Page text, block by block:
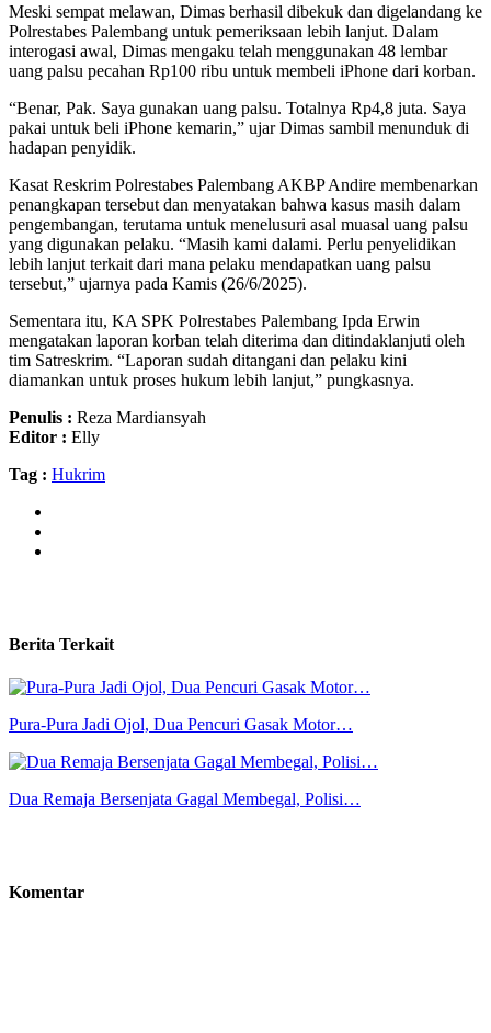
Meski sempat melawan, Dimas berhasil dibekuk dan digelandang ke
Polrestabes Palembang untuk pemeriksaan lebih lanjut. Dalam
interogasi awal, Dimas mengaku telah menggunakan 48 lembar
uang palsu pecahan Rp100 ribu untuk membeli iPhone dari korban.
“Benar, Pak. Saya gunakan uang palsu. Totalnya Rp4,8 juta. Saya
pakai untuk beli iPhone kemarin,” ujar Dimas sambil menunduk di
hadapan penyidik.
Kasat Reskrim Polrestabes Palembang AKBP Andire membenarkan
penangkapan tersebut dan menyatakan bahwa kasus masih dalam
pengembangan, terutama untuk menelusuri asal muasal uang palsu
yang digunakan pelaku. “Masih kami dalami. Perlu penyelidikan
lebih lanjut terkait dari mana pelaku mendapatkan uang palsu
tersebut,” ujarnya pada Kamis (26/6/2025).
Sementara itu, KA SPK Polrestabes Palembang Ipda Erwin
mengatakan laporan korban telah diterima dan ditindaklanjuti oleh
tim Satreskrim. “Laporan sudah ditangani dan pelaku kini
diamankan untuk proses hukum lebih lanjut,” pungkasnya.
Penulis : Reza Mardiansyah
Editor : Elly
Tag : Hukrim
Berita Terkait
Pura-Pura Jadi Ojol, Dua Pencuri Gasak Motor…
Dua Remaja Bersenjata Gagal Membegal, Polisi…
Komentar